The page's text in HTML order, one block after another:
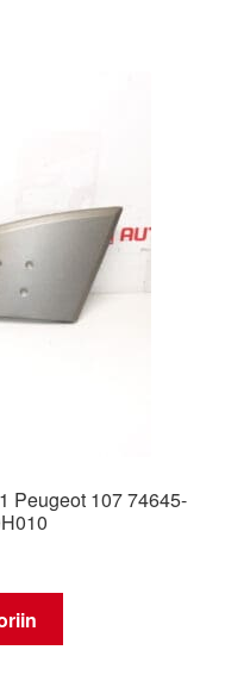
Peugeot 107 74645-